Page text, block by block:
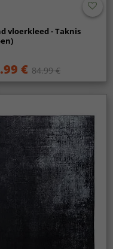
vloerkleed - Taknis
€ 84.99 €